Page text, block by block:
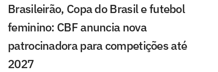
Brasileirão, Copa do Brasil e futebol
feminino: CBF anuncia nova
patrocinadora para competições até
2027